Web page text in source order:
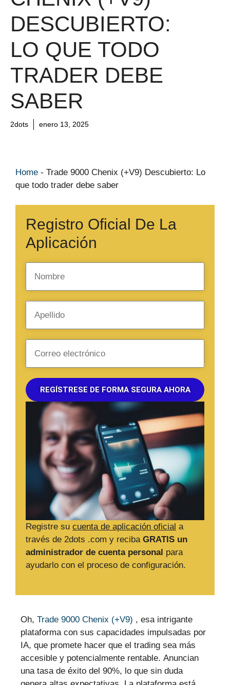
DESCUBIERTO:
LO QUE TODO
TRADER DEBE
SABER
2dots enero 13, 2025
Home - Trade 9000 Chenix (+V9) Descubierto: Lo
que todo trader debe saber
Registre su cuenta de aplicación oficial a
través de 2dots .com y reciba GRATIS un
administrador de cuenta personal para
ayudarlo con el proceso de configuración.
Registro Oficial De La
Aplicación
REGÍSTRESE DE FORMA SEGURA AHORA
Oh, Trade 9000 Chenix (+V9) , esa intrigante
plataforma con sus capacidades impulsadas por
IA, que promete hacer que el trading sea más
accesible y potencialmente rentable. Anuncian
una tasa de éxito del 90%, lo que sin duda